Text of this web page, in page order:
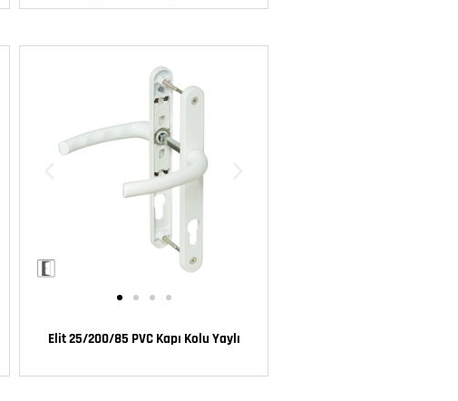
Elit 25/200/85 PVC Kapı Kolu Yaylı